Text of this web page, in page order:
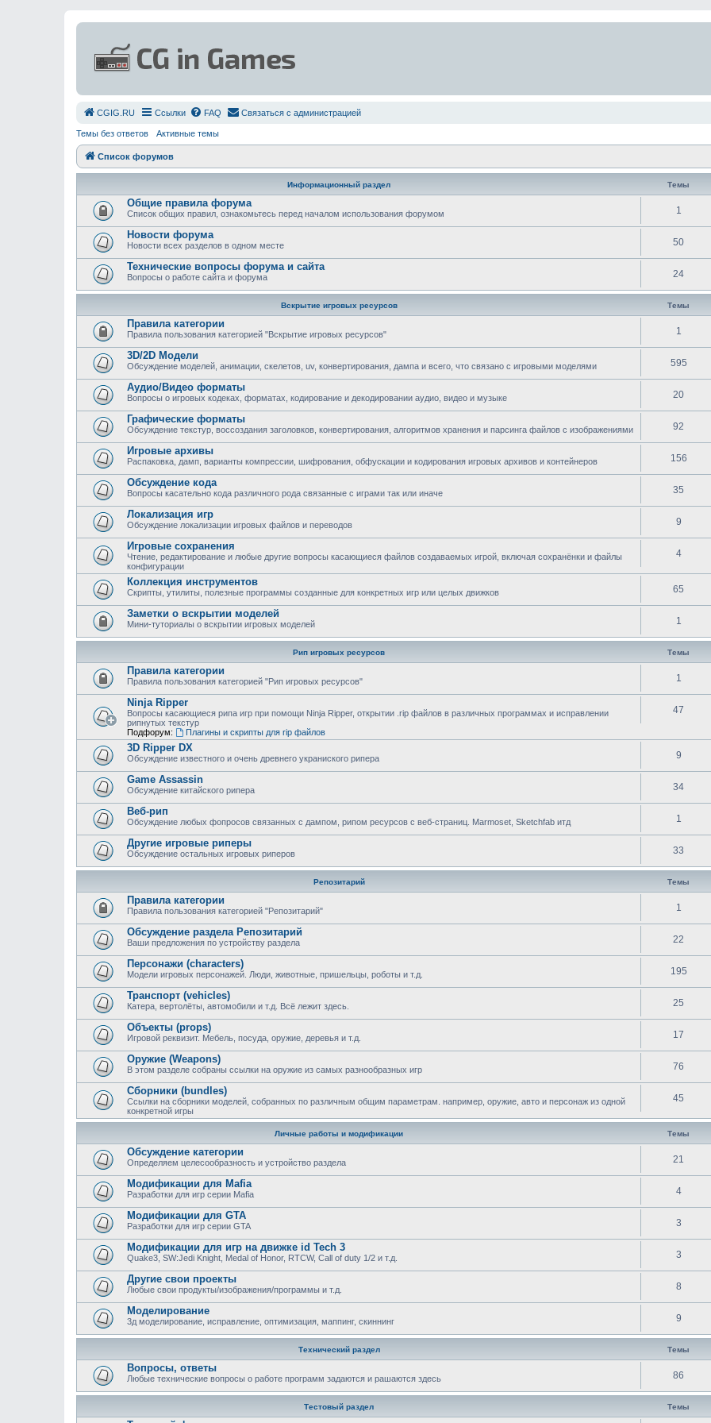
СGIG.RU Ссылки FAQ Связаться с администрацией
Темы без ответов Активные темы
Список форумов
Информационный раздел Темы
Общие правила форума
Список общих правил, ознакомьтесь перед началом использования форумом 1
Новости форума
Новости всех разделов в одном месте 50
Технические вопросы форума и сайта
Вопросы о работе сайта и форума 24
Вскрытие игровых ресурсов Темы
Правила категории
Правила пользования категорией "Вскрытие игровых ресурсов" 1
3D/2D Модели
Обсуждение моделей, анимации, скелетов, uv, конвертирования, дампа и всего, что связано с игровыми моделями 595
Аудио/Видео форматы
Вопросы о игровых кодеках, форматах, кодирование и декодировании аудио, видео и музыке 20
Графические форматы
Обсуждение текстур, воссоздания заголовков, конвертирования, алгоритмов хранения и парсинга файлов с изображениями 92
Игровые архивы
Распаковка, дамп, варианты компрессии, шифрования, обфускации и кодирования игровых архивов и контейнеров 156
Обсуждение кода
Вопросы касательно кода различного рода связанные с играми так или иначе 35
Локализация игр
Обсуждение локализации игровых файлов и переводов 9
Игровые сохранения
Чтение, редактирование и любые другие вопросы касающиеся файлов создаваемых игрой, включая сохранёнки и файлы
конфигурации
4
Коллекция инструментов
Скрипты, утилиты, полезные программы созданные для конкретных игр или целых движков 65
Заметки о вскрытии моделей
Мини-туториалы о вскрытии игровых моделей 1
Рип игровых ресурсов Темы
Правила категории
Правила пользования категорией "Рип игровых ресурсов" 1
Ninja Ripper
Вопросы касающиеся рипа игр при помощи Ninja Ripper, открытии .rip файлов в различных программах и исправлении
рипнутых текстур
Подфорум:
Плагины и скрипты для rip файлов
47
3D Ripper DX
Обсуждение известного и очень древнего украниского рипера 9
Game Assassin
Обсуждение китайского рипера 34
Веб-рип
Обсуждение любых фопросов связанных с дампом, рипом ресурсов с веб-страниц. Marmoset, Sketchfab итд 1
Другие игровые риперы
Обсуждение остальных игровых риперов 33
Репозитарий Темы
Правила категории
Правила пользования категорией "Репозитарий" 1
Обсуждение раздела Репозитарий
Ваши предложения по устройству раздела 22
Персонажи (characters)
Модели игровых персонажей. Люди, животные, пришельцы, роботы и т.д. 195
Транспорт (vehicles)
Катера, вертолёты, автомобили и т.д. Всё лежит здесь. 25
Объекты (props)
Игровой реквизит. Мебель, посуда, оружие, деревья и т.д. 17
Оружие (Weapons)
В этом разделе собраны ссылки на оружие из самых разнообразных игр 76
Сборники (bundles)
Ссылки на сборники моделей, собранных по различным общим параметрам. например, оружие, авто и персонаж из одной
конкретной игры
45
Личные работы и модификации Темы
Обсуждение категории
Определяем целесообразность и устройство раздела 21
Модификации для Mafia
Разработки для игр серии Mafia 4
Модификации для GTA
Разработки для игр серии GTA 3
Модификации для игр на движке id Tech 3
Quake3, SW:Jedi Knight, Medal of Honor, RTCW, Call of duty 1/2 и т.д. 3
Другие свои проекты
Любые свои продукты/изображения/программы и т.д. 8
Моделирование
3д моделирование, исправление, оптимизация, маппинг, скиннинг 9
Технический раздел Темы
Вопросы, ответы
Любыe технические вопросы о работе программ задаются и рашаются здесь 86
Тестовый раздел Темы